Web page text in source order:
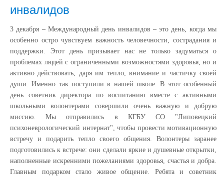
инвалидов
3 декабря – Международный день инвалидов – это день, когда мы
особенно остро чувствуем важность человечности, сострадания и
поддержки. Этот день призывает нас не только задуматься о
проблемах людей с ограниченными возможностями здоровья, но и
активно действовать, даря им тепло, внимание и частичку своей
души. Именно так поступили в нашей школе. В этот особенный
день советник директора по воспитанию вместе с активными
школьными волонтерами совершили очень важную и добрую
миссию. Мы отправились в КГБУ СО "Липовецкий
психоневрологический интернат", чтобы провести мотивационную
встречу и подарить тепло своего общения. Волонтеры заранее
подготовились к встрече: они сделали яркие и душевные открытки,
наполненные искренними пожеланиями здоровья, счастья и добра.
Главным подарком стало живое общение. Ребята и советник